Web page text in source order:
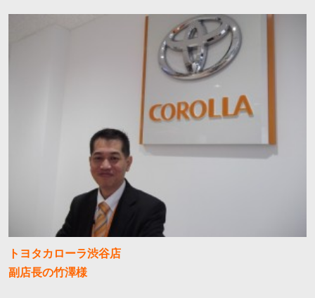
トヨタカローラ渋谷店
副店長の竹澤様